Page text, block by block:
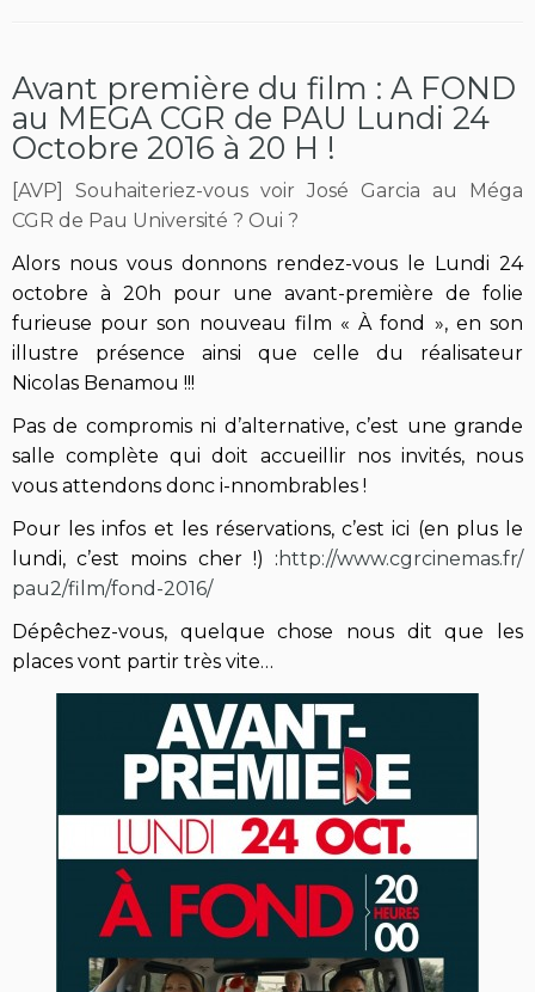
Avant première du film : A FOND
au MEGA CGR de PAU Lundi 24
Octobre 2016 à 20 H !
[AVP] Souhaiteriez-vous voir José Garcia au Méga
CGR de Pau Université ? Oui ?
Alors nous vous donnons rendez-vous le Lundi 24
octobre à 20h pour une avant-première de folie
furieuse pour son nouveau film « À fond », en son
illustre présence ainsi que celle du réalisateur
Nicolas Benamou !!!
Pas de compromis ni d’alternative, c’est une grande
salle complète qui doit accueillir nos invités, nous
vous attendons donc i-nnombrables !
Pour les infos et les réservations, c’est ici (en plus le
lundi, c’est moins cher !) : http://www.cgrcinemas.fr/
pau2/film/fond-2016/
Dépêchez-vous, quelque chose nous dit que les
places vont partir très vite…